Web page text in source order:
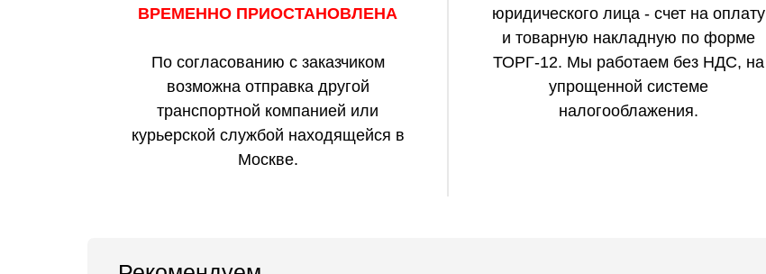
ВРЕМЕННО ПРИОСТАНОВЛЕНА
По согласованию с заказчиком
возможна отправка другой
транспортной компанией или
курьерской службой находящейся в
Москве.
юридического лица - счет на оплату
и товарную накладную по форме
ТОРГ-12. Мы работаем без НДС, на
упрощенной системе
налогооблажения.